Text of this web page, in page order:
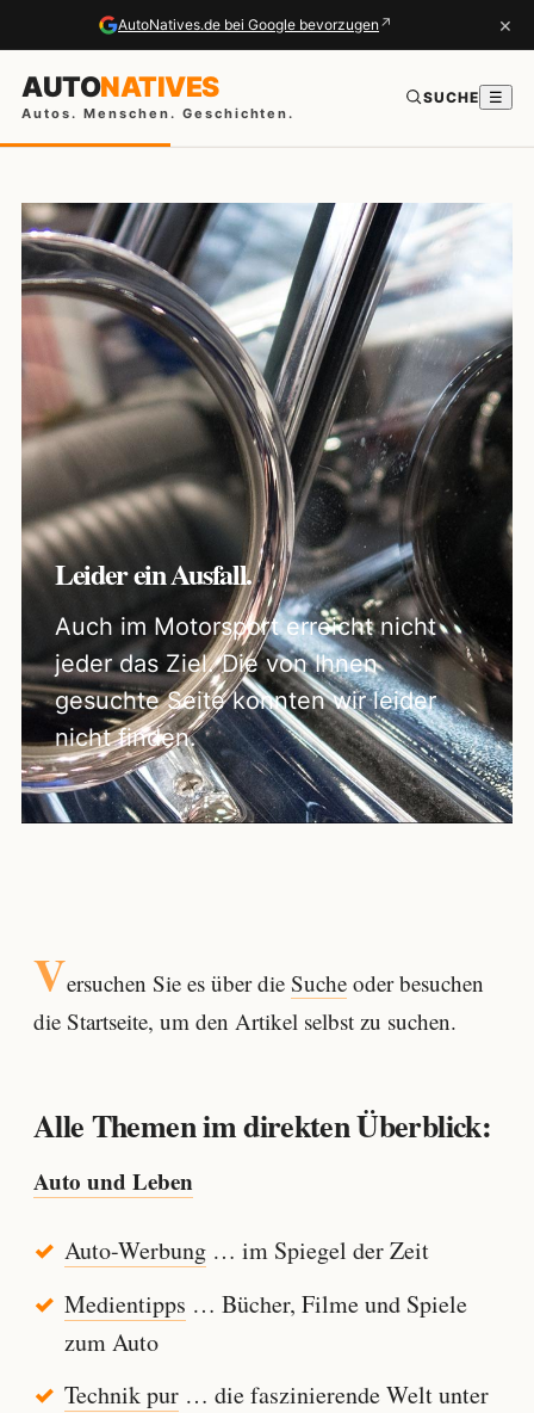
AutoNatives.de bei Google bevorzugen ↗ ×
AUTONATIVES
Autos. Menschen. Geschichten.
SUCHE ☰
Leider ein Ausfall.
Auch im Motorsport erreicht nicht
jeder das Ziel. Die von Ihnen
gesuchte Seite konnten wir leider
nicht finden.
Versuchen Sie es über die Sucheoder besuchen
die Startseite, um den Artikel selbst zu suchen.
Alle Themen im direkten Überblick:
Auto und Leben
Auto-Werbung… im Spiegel der Zeit
Medientipps … Bücher, Filme und Spiele
zum Auto
Technik pur… die faszinierende Welt unter